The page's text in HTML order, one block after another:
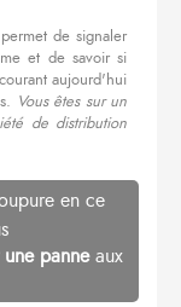
de signaler
et de savoir si
aujourd'hui
Vous êtes sur un
de distribution
en ce
panneaux